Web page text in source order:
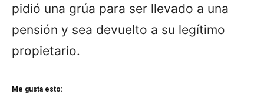
pidió una grúa para ser llevado a una
pensión y sea devuelto a su legítimo
propietario.
Me gusta esto: